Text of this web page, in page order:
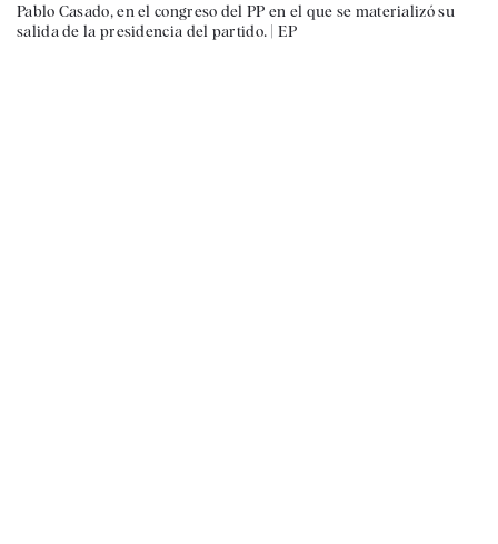
Pablo Casado, en el congreso del PP en el que se materializó su
salida de la presidencia del partido. |EP